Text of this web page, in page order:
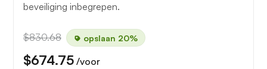
beveiliging inbegrepen.
$830.68 opslaan 20%
$674.75 /voor